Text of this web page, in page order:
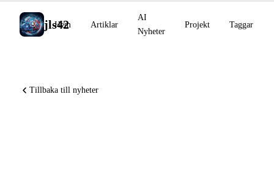
jls42
Hem Artiklar
AI
Nyheter
Projekt Taggar
Tillbaka till nyheter